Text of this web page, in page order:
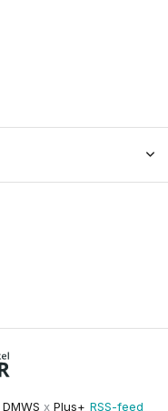
DMWS x Plus+ RSS-feed